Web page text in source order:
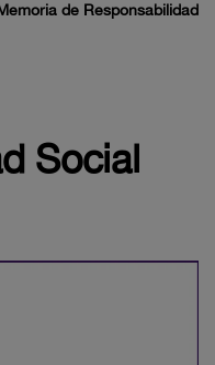
de Responsabilidad
Social